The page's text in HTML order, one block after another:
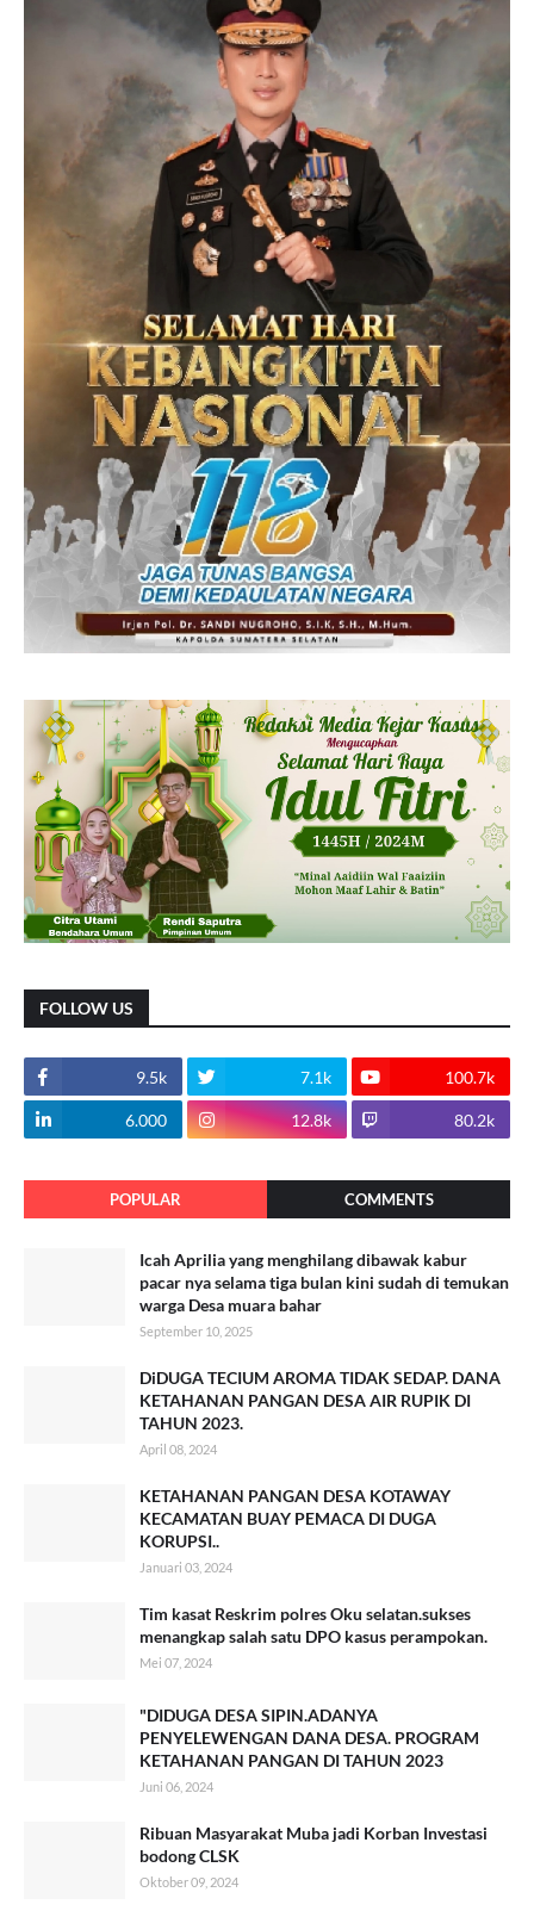
FOLLOW US
9.5k 7.1k 100.7k
6.000 12.8k 80.2k
POPULAR COMMENTS
Icah Aprilia yang menghilang dibawak kabur
pacar nya selama tiga bulan kini sudah di temukan
warga Desa muara bahar
September 10, 2025
DiDUGA TECIUM AROMA TIDAK SEDAP. DANA
KETAHANAN PANGAN DESA AIR RUPIK DI
TAHUN 2023.
April 08, 2024
KETAHANAN PANGAN DESA KOTAWAY
KECAMATAN BUAY PEMACA DI DUGA
KORUPSI..
Januari 03, 2024
Tim kasat Reskrim polres Oku selatan.sukses
menangkap salah satu DPO kasus perampokan.
Mei 07, 2024
"DIDUGA DESA SIPIN.ADANYA
PENYELEWENGAN DANA DESA. PROGRAM
KETAHANAN PANGAN DI TAHUN 2023
Juni 06, 2024
Ribuan Masyarakat Muba jadi Korban Investasi
bodong CLSK
Oktober 09, 2024